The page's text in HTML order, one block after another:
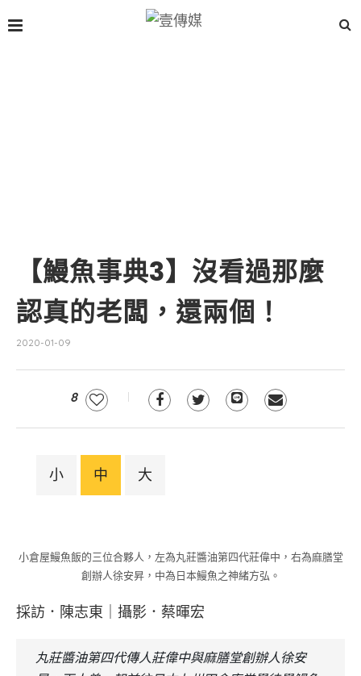
【鰻魚事典3】沒看過那麼
認真的老闆，還兩個！
2020-01-09
8
小 中 大
小倉屋鰻魚飯的三位合夥人，左為丸莊醬油第四代莊偉中，右為麻膳堂
創辦人徐安昇，中為日本鰻魚之神緒方弘。
採訪．陳志東｜攝影．蔡暉宏
丸莊醬油第四代傳人莊偉中與麻膳堂創辦人徐安